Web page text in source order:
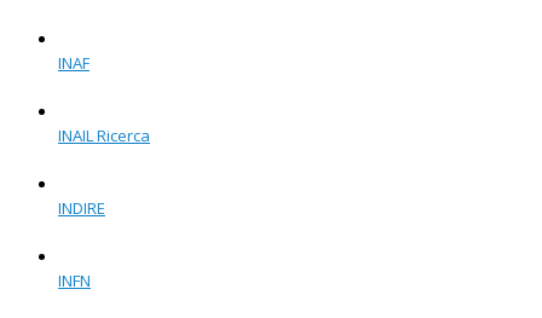
INAF
INAIL Ricerca
INDIRE
INFN